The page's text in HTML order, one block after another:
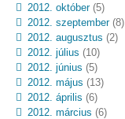
2012. október(5)
2012. szeptember(8)
2012. augusztus (2)
2012. július (10)
2012. június (5)
2012. május (13)
2012. április (6)
2012. március (6)